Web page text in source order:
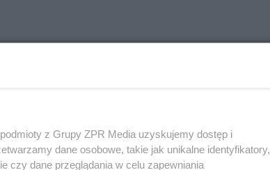
z Grupy ZPR Media uzyskujemy dostęp i
dane osobowe, takie jak unikalne identyfikatory,
czy dane przeglądania w celu zapewniania